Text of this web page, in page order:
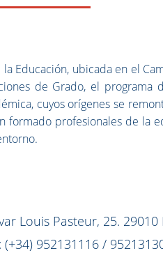
Educación, ubicada en el
de Grado, el
cuyos orígenes se
formado profesionales de la
Louis Pasteur, 25. 29010
(+34) 952131116 /